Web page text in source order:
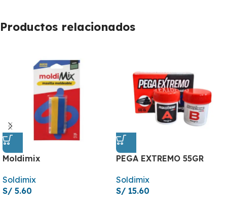
Productos relacionados
Moldimix
Soldimix
S/ 5.60
PEGA EXTREMO 55GR
Soldimix
S/ 15.60